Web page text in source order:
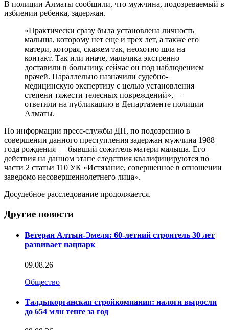
В полиции Алматы сообщили, что мужчина, подозреваемый в
избиении ребенка, задержан.
«Практически сразу была установлена личность
малыша, которому нет еще и трех лет, а также его
матери, которая, скажем так, неохотно шла на
контакт. Так или иначе, мальчика экстренно
доставили в больницу, сейчас он под наблюдением
врачей. Параллельно назначили судебно-
медицинскую экспертизу с целью установления
степени тяжести телесных повреждений», —
ответили на публикацию в Департаменте полиции
Алматы.
По информации пресс-службы ДП, по подозрению в
совершении данного преступления задержан мужчина 1988
года рождения — бывший сожитель матери малыша. Его
действия на данном этапе следствия квалифицируются по
части 2 статьи 110 УК «Истязание, совершенное в отношении
заведомо несовершеннолетнего лица».
Досудебное расследование продолжается.
Другие новости
Ветеран Алтын-Эмеля: 60-летний строитель 30 лет
развивает нацпарк
09.08.26
Общество
Талдыкорганская стройкомпания: налоги выросли
до 654 млн тенге за год